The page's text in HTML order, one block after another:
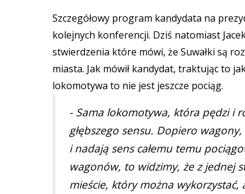
Szczegółowy program kandydata na
kolejnych konferencji. Dziś natomiast
stwierdzenia które mówi, że Suwałki są
miasta. Jak mówił kandydat, traktując to
lokomotywa to nie jest jeszcze pociąg.
- Sama lokomotywa, która pędzi i
głębszego sensu. Dopiero
i nadają sens całemu temu
wagonów, to widzimy, że z jednej
mieście, który można